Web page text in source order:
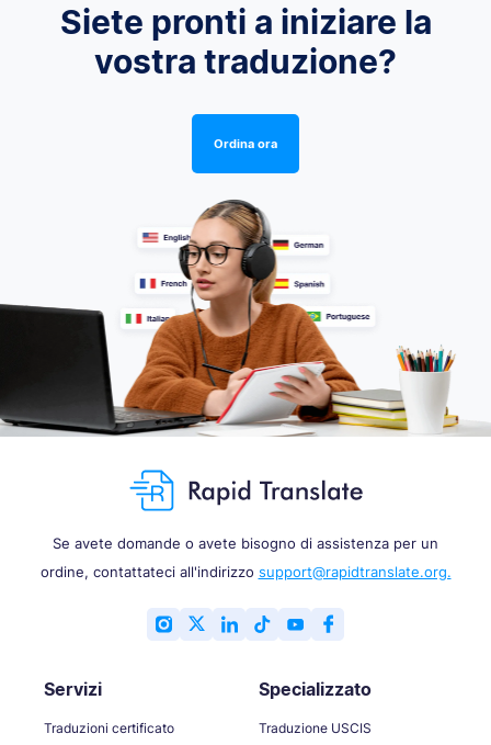
Siete pronti a iniziare la
vostra traduzione?
Ordina ora
Se avete domande o avete bisogno di assistenza per un
ordine, contattateci all'indirizzo support@rapidtranslate.org.
Servizi
Traduzioni certificato
Specializzato
Traduzione USCIS